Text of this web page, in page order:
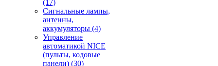
(17)
Сигнальные лампы,
антенны,
аккумуляторы (4)
Управление
автоматикой NICE
(пульты, кодовые
панели) (30)